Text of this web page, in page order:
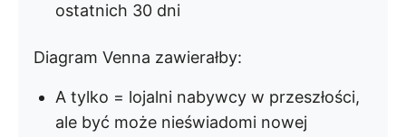
ostatnich 30 dni
Diagram Venna zawierałby:
A tylko = lojalni nabywcy w przeszłości,
ale być może nieświadomi nowej